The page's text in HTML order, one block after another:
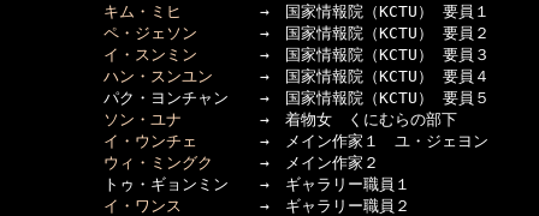
キム・ミヒ
→　国家情報院（KCTU） 要員１
ペ・ジェソン →　国家情報院（KCTU） 要員２
イ・スンミン →　国家情報院（KCTU） 要員３
ハン・スンユン →　国家情報院（KCTU） 要員４
パク・ヨンチャン　　→　国家情報院（KCTU） 要員５
ソン・ユナ →　着物女　くにむらの部下
イ・ウンチェ →　メイン作家１　ユ・ジェヨン
ウィ・ミングク
→　メイン作家２
トゥ・ギョンミン　　→　ギャラリー職員１
イ・ワンス →　ギャラリー職員２